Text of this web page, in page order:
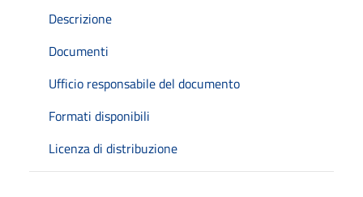
Descrizione
Documenti
Ufficio responsabile del documento
Formati disponibili
Licenza di distribuzione